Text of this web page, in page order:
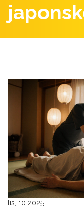
lis, 10 2025